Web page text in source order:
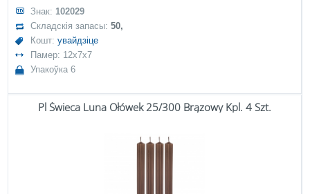
Знак: 102029
Складскія запасы:50,
Кошт:увайдзіце
Памер: 12x7x7
Упакоўка 6
Pl Świeca Luna Ołówek 25/300 Brązowy Kpl. 4 Szt.